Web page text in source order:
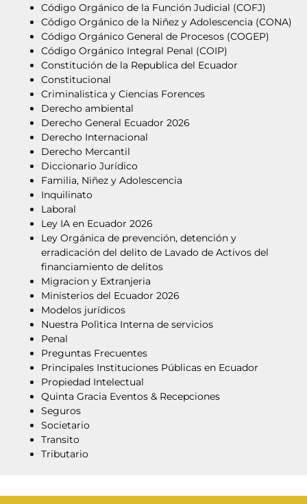
Código Orgánico de la Función Judicial (COFJ)
Código Orgánico de la Niñez y Adolescencia (CONA)
Código Orgánico General de Procesos (COGEP)
Código Orgánico Integral Penal (COIP)
Constitución de la Republica del Ecuador
Constitucional
Criminalistica y Ciencias Forences
Derecho ambiental
Derecho General Ecuador 2026
Derecho Internacional
Derecho Mercantil
Diccionario Jurídico
Familia, Niñez y Adolescencia
Inquilinato
Laboral
Ley IA en Ecuador 2026
Ley Orgánica de prevención, detención y
erradicación del delito de Lavado de Activos del
financiamiento de delitos
Migracion y Extranjeria
Ministerios del Ecuador 2026
Modelos jurídicos
Nuestra Polìtica Interna de servicios
Penal
Preguntas Frecuentes
Principales Instituciones Públicas en Ecuador
Propiedad Intelectual
Quinta Gracia Eventos & Recepciones
Seguros
Societario
Transito
Tributario